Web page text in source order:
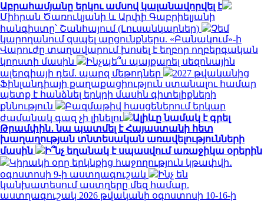
Աբրահամյանը երկու ամսով կալանավորվել է
Միհրան Ծառուկյանի և Արփի Գաբրիելյանի
հանգիստը՝ Շանհայում (Լուսանկարներ)
Չեմ
կարողանում զսպել արցունքներս. «Բանակում»-ի
Վարուժը տաղավարում խոսել է եղբոր ողբերգական
կորստի մասին
Ինչպե՞ս պայքարել սեզոնային
ալերգիայի դեմ. պարզ մեթոդներ
2027 թվականից
Ֆինլանդիայի քաղաքացիություն ստանալու համար
պետք է հանձնել երկրի մասին գիտելիքների
քննություն
Բազմաթիվ հասցեներում երկար
ժամանակ գազ չի լինելու
Ալիևը նամակ է գրել
Թրամփին․ նա պատմել է Հայաստանի հետ
խաղաղության տնտեսական առավելությունների
մասին
Ի՞նչ եղանակ է սպասվում առաջիկա օրերին
Կիրակի օրը երկնքից հաջողություն կթափվի․
օգոստոսի 9-ի աստղագուշակ
Ինչ են
կանխատեսում աստղերը մեզ համար.
աստղագուշակ 2026 թվականի օգոստոսի 10-16-ի